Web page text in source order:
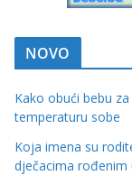
NOVO
Kako obući bebu
temperaturu sobe
Koja imena su
dječacima rođenim